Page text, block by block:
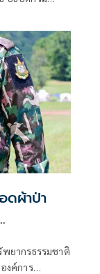
การบริหาร
ษตร รองรับทั้ง
ดผ้าป่า
สเด็ก
ยากรธรรมชาติ
งค์การ